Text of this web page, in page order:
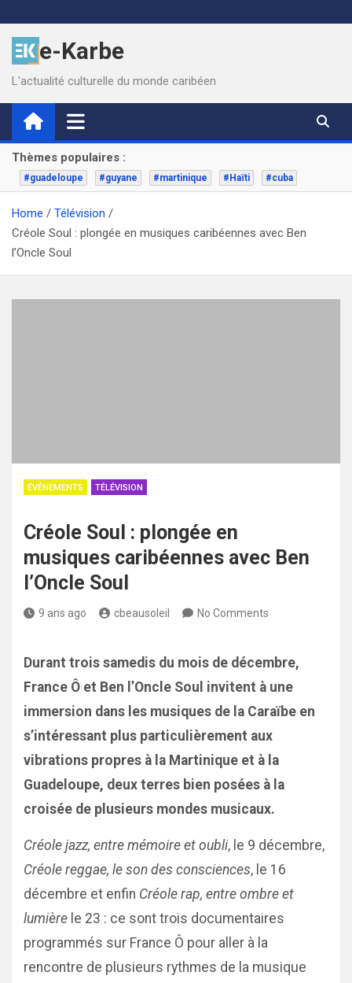
to
contente-Karbe
L'actualité culturelle du monde caribéen
Thèmes populaires :
#guadeloupe #guyane #martinique #Haïti #cuba
Home
Télévision
Créole Soul : plongée en musiques caribéennes avec Ben
l’Oncle Soul
ÉVÉNEMENTS TÉLÉVISION
Créole Soul : plongée en
musiques caribéennes avec Ben
l’Oncle Soul
9 ans ago cbeausoleil No Comments
Durant trois samedis du mois de décembre,
France Ô et Ben l’Oncle Soul invitent à une
immersion dans les musiques de la Caraïbe en
s’intéressant plus particulièrement aux
vibrations propres à la Martinique et à la
Guadeloupe, deux terres bien posées à la
croisée de plusieurs mondes musicaux.
Créole jazz, entre mémoire et oubli, le 9 décembre,
Créole reggae, le son des consciences, le 16
décembre et enfin Créole rap, entre ombre et
lumière le 23 : ce sont trois documentaires
programmés sur France Ô pour aller à la
rencontre de plusieurs rythmes de la musique